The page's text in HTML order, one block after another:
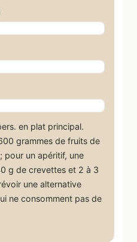
en plat principal.
grammes de fruits de
pour un apéritif, une
g de crevettes et 2 à 3
une alternative
ne consomment pas de